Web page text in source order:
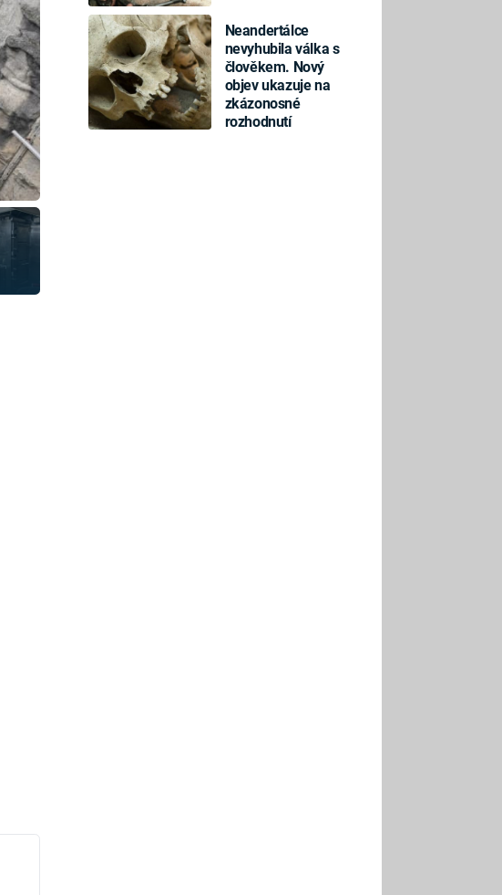
Neandertálce
nevyhubila válka s
člověkem. Nový
objev ukazuje na
zkázonosné
rozhodnutí